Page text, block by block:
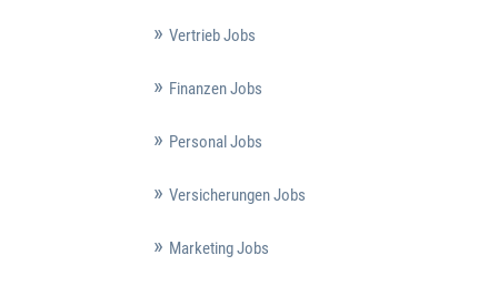
Vertrieb Jobs
Finanzen Jobs
Personal Jobs
Versicherungen Jobs
Marketing Jobs